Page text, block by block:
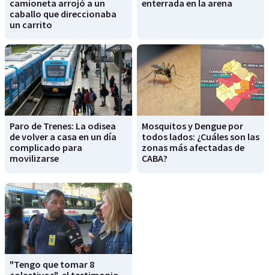
camioneta arrojó a un
caballo que direccionaba
un carrito
enterrada en la arena
Paro de Trenes: La odisea
de volver a casa en un día
complicado para
movilizarse
Mosquitos y Dengue por
todos lados: ¿Cuáles son las
zonas más afectadas de
CABA?
"Tengo que tomar 8